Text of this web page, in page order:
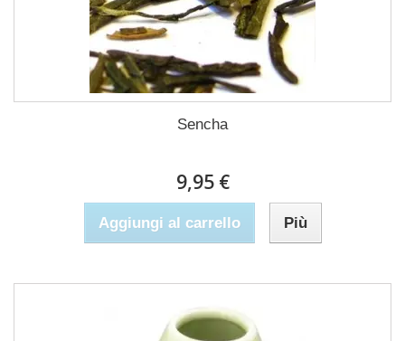
Sencha
9,95 €
Aggiungi al carrello Più